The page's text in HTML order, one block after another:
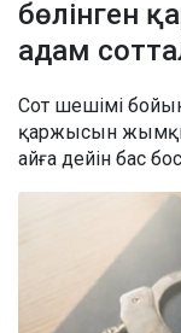
бөлінген
адам
Сот шешімі
қаржысын
айға дейін бас